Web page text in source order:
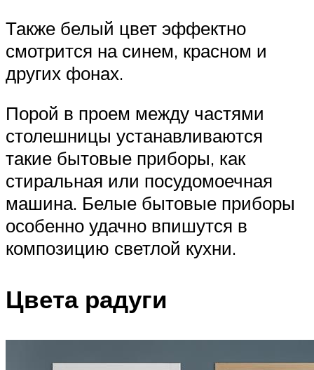
Также белый цвет эффектно
смотрится на синем, красном и
других фонах.
Порой в проем между частями
столешницы устанавливаются
такие бытовые приборы, как
стиральная или посудомоечная
машина. Белые бытовые приборы
особенно удачно впишутся в
композицию светлой кухни.
Цвета радуги